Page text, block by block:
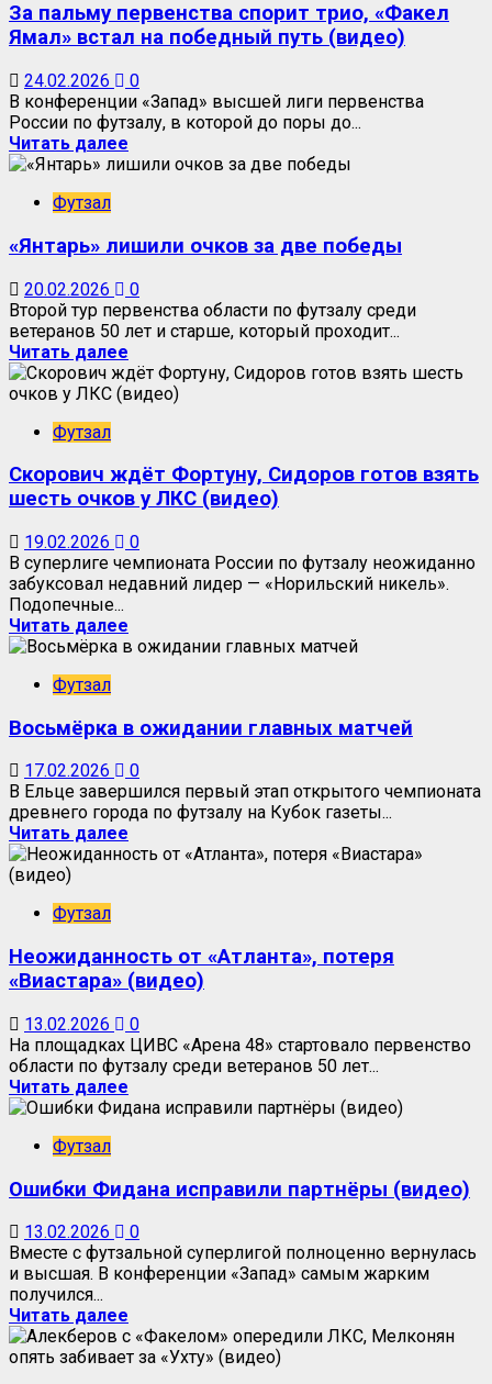
За пальму первенства спорит трио, «Факел
Ямал» встал на победный путь (видео)
24.02.2026
0
В конференции «Запад» высшей лиги первенства
России по футзалу, в которой до поры до...
Читать далее
Футзал
«Янтарь» лишили очков за две победы
20.02.2026
0
Второй тур первенства области по футзалу среди
ветеранов 50 лет и старше, который проходит...
Читать далее
Футзал
Скорович ждёт Фортуну, Сидоров готов взять
шесть очков у ЛКС (видео)
19.02.2026
0
В суперлиге чемпионата России по футзалу неожиданно
забуксовал недавний лидер — «Норильский никель».
Подопечные...
Читать далее
Футзал
Восьмёрка в ожидании главных матчей
17.02.2026
0
В Ельце завершился первый этап открытого чемпионата
древнего города по футзалу на Кубок газеты...
Читать далее
Футзал
Неожиданность от «Атланта», потеря
«Виастара» (видео)
13.02.2026
0
На площадках ЦИВС «Арена 48» стартовало первенство
области по футзалу среди ветеранов 50 лет...
Читать далее
Футзал
Ошибки Фидана исправили партнёры (видео)
13.02.2026
0
Вместе с футзальной суперлигой полноценно вернулась
и высшая. В конференции «Запад» самым жарким
получился...
Читать далее